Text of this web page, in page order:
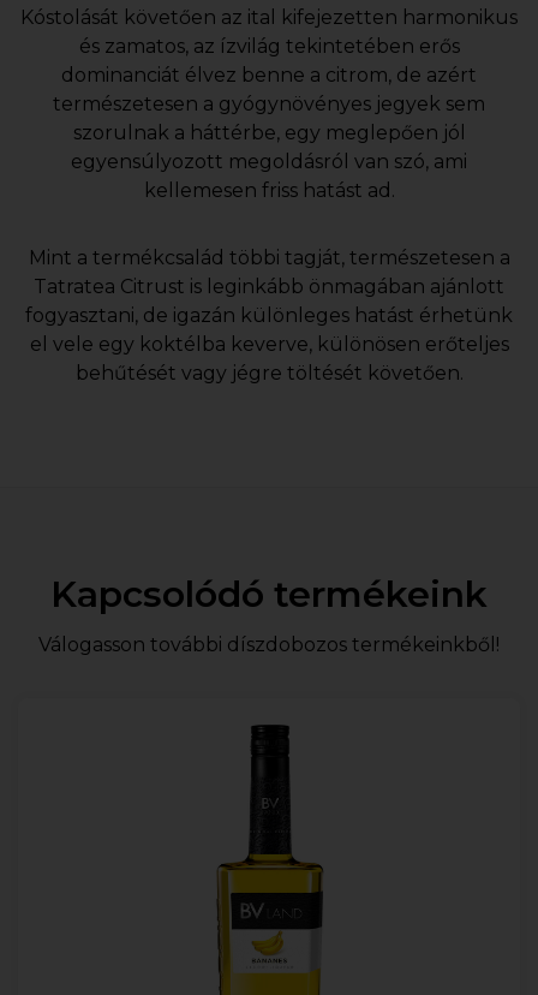
Kóstolását követően az ital kifejezetten harmonikus
és zamatos, az ízvilág tekintetében erős
dominanciát élvez benne a citrom, de azért
természetesen a gyógynövényes jegyek sem
szorulnak a háttérbe, egy meglepően jól
egyensúlyozott megoldásról van szó, ami
kellemesen friss hatást ad.
Mint a termékcsalád többi tagját, természetesen a
Tatratea Citrust is leginkább önmagában ajánlott
fogyasztani, de igazán különleges hatást érhetünk
el vele egy koktélba keverve, különösen erőteljes
behűtését vagy jégre töltését követően.
Kapcsolódó termékeink
Válogasson további díszdobozos termékeinkből!